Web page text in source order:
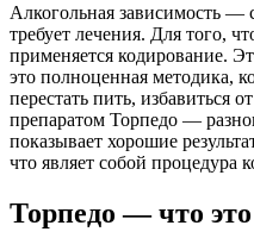
Алкогольная зависимость —
требует лечения. Для того,
применяется кодирование.
это полноценная методика,
перестать пить, избавиться
препаратом Торпедо —
показывает хорошие
что являет собой процедура
Торпедо — что